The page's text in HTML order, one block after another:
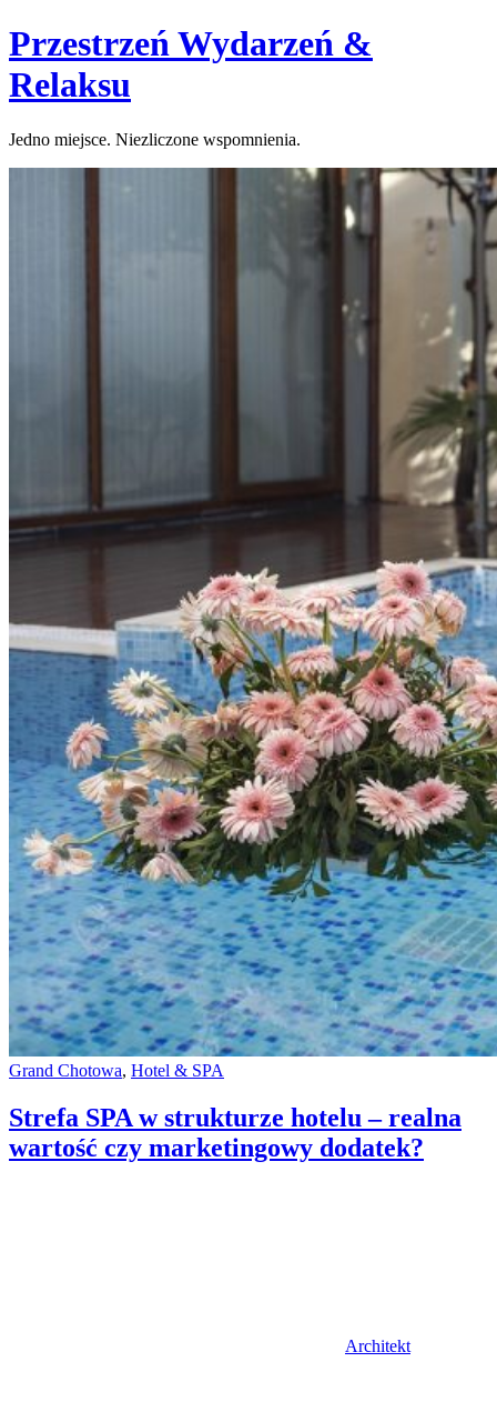
Skip
to
content
Przestrzeń Wydarzeń &
Relaksu
Jedno miejsce. Niezliczone wspomnienia.
Categories:
Grand Chotowa, Hotel & SPA
Strefa SPA w strukturze hotelu – realna
wartość czy marketingowy dodatek?
Architekt